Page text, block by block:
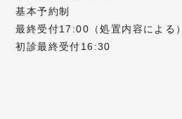
基本予約制
最終受付17:00（処置内容による）
初診最終受付16:30